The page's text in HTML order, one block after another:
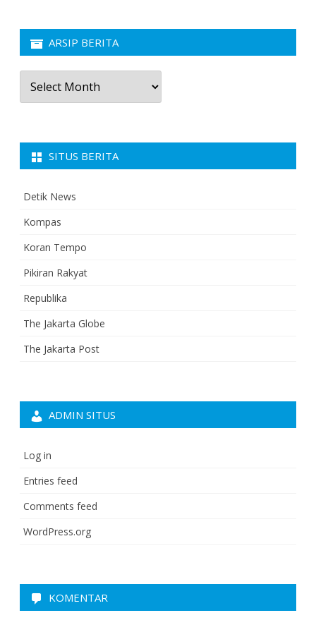
ARSIP BERITA
Arsip
Berita
SITUS BERITA
Detik News
Kompas
Koran Tempo
Pikiran Rakyat
Republika
The Jakarta Globe
The Jakarta Post
ADMIN SITUS
Log in
Entries feed
Comments feed
WordPress.org
KOMENTAR